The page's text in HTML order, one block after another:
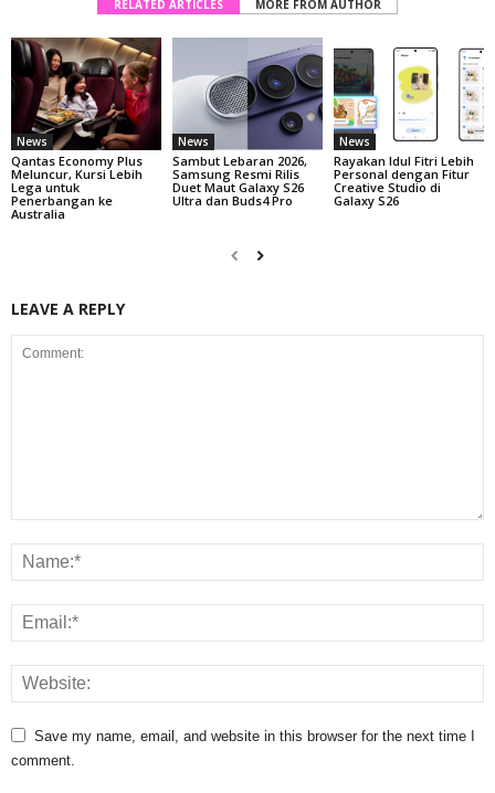
RELATED ARTICLES MORE FROM AUTHOR
News
Qantas Economy Plus
Meluncur, Kursi Lebih
Lega untuk
Penerbangan ke
Australia
News
Sambut Lebaran 2026,
Samsung Resmi Rilis
Duet Maut Galaxy S26
Ultra dan Buds4 Pro
News
Rayakan Idul Fitri Lebih
Personal dengan Fitur
Creative Studio di
Galaxy S26
LEAVE A REPLY
Save my name, email, and website in this browser for the next time I
comment.